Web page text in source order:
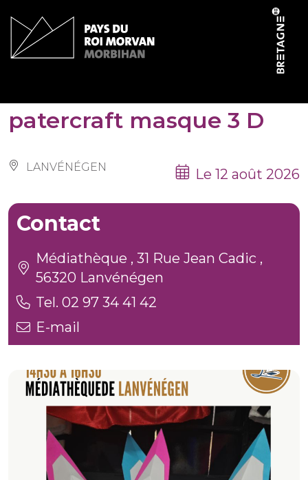
patercraft masque 3 D
LANVÉNÉGEN Le 12 août 2026
Contact
Médiathèque , 31 Rue Jean Cadic ,
56320 Lanvénégen
Tel. 02 97 34 41 42
E-mail